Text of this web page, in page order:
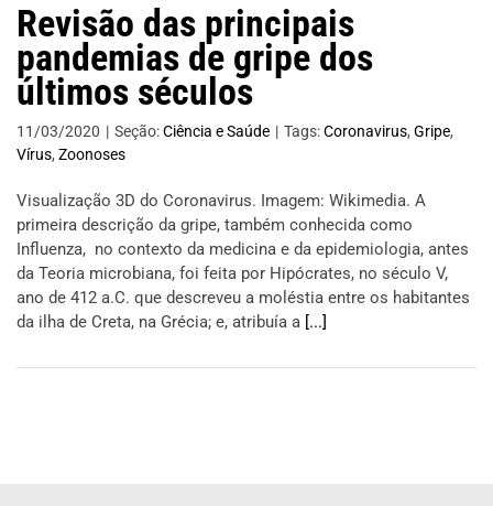
Revisão das principais
pandemias de gripe dos
últimos séculos
11/03/2020 | Seção:Ciência e Saúde | Tags:Coronavirus, Gripe,
Vírus, Zoonoses
Visualização 3D do Coronavirus. Imagem: Wikimedia. A
primeira descrição da gripe, também conhecida como
Influenza, no contexto da medicina e da epidemiologia, antes
da Teoria microbiana, foi feita por Hipócrates, no século V,
ano de 412 a.C. que descreveu a moléstia entre os habitantes
da ilha de Creta, na Grécia; e, atribuía a [...]